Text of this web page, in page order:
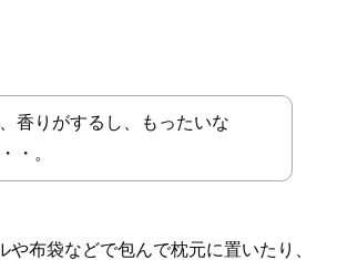
香りがするし、もったいな
・。
や布袋などで包んで枕元に置いたり、